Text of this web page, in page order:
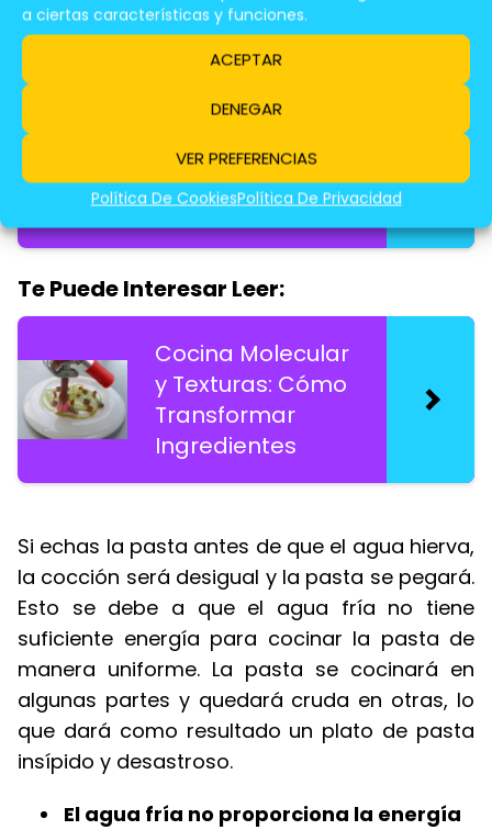
a ciertas características y funciones.
ACEPTAR
DENEGAR
VER PREFERENCIAS
Política De CookiesPolítica De Privacidad
Te Puede Interesar Leer:
Cocinar Pescado
En Tiempo
Récord Sin Perder
Sabor
Te Puede Interesar Leer:
Cocina Molecular
y Texturas: Cómo
Transformar
Ingredientes
Si echas la pasta antes de que el agua hierva,
la cocción será desigual y la pasta se pegará.
Esto se debe a que el agua fría no tiene
suficiente energía para cocinar la pasta de
manera uniforme. La pasta se cocinará en
algunas partes y quedará cruda en otras, lo
que dará como resultado un plato de pasta
insípido y desastroso.
El agua fría no proporciona la energía